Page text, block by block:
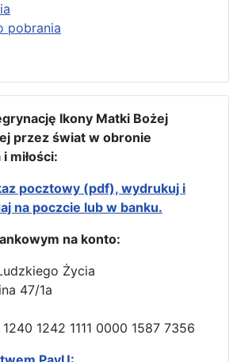
pobrania
Ikony Matki Bożej
przez świat w obronie
miłości:
pocztowy (pdf), wydrukuj i
na poczcie lub w banku.
na konto:
Życia
47/1a
1242 1111 0000 1587 7356